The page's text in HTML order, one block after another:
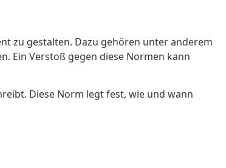
zu gestalten. Dazu gehören unter anderem
Ein Verstoß gegen diese Normen kann
Diese Norm legt fest, wie und wann